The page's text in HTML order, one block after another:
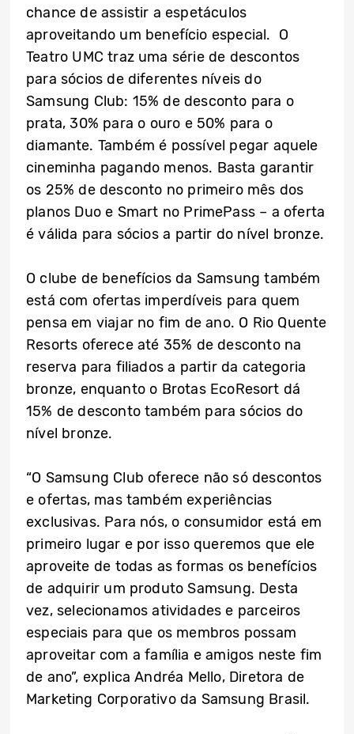
chance de assistir a espetáculos
aproveitando um benefício especial. O
Teatro UMC traz uma série de descontos
para sócios de diferentes níveis do
Samsung Club: 15% de desconto para o
prata, 30% para o ouro e 50% para o
diamante. Também é possível pegar aquele
cineminha pagando menos. Basta garantir
os 25% de desconto no primeiro mês dos
planos Duo e Smart no PrimePass – a oferta
é válida para sócios a partir do nível bronze.
O clube de benefícios da Samsung também
está com ofertas imperdíveis para quem
pensa em viajar no fim de ano. O Rio Quente
Resorts oferece até 35% de desconto na
reserva para filiados a partir da categoria
bronze, enquanto o Brotas EcoResort dá
15% de desconto também para sócios do
nível bronze.
“O Samsung Club oferece não só descontos
e ofertas, mas também experiências
exclusivas. Para nós, o consumidor está em
primeiro lugar e por isso queremos que ele
aproveite de todas as formas os benefícios
de adquirir um produto Samsung. Desta
vez, selecionamos atividades e parceiros
especiais para que os membros possam
aproveitar com a família e amigos neste fim
de ano”, explica Andréa Mello, Diretora de
Marketing Corporativo da Samsung Brasil.